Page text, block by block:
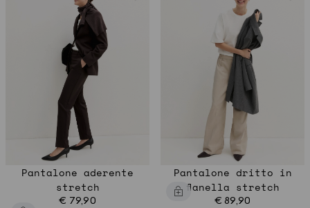
Pantalone aderente
stretch
€ 79,90
Pantalone dritto in
flanella stretch
€ 89,90